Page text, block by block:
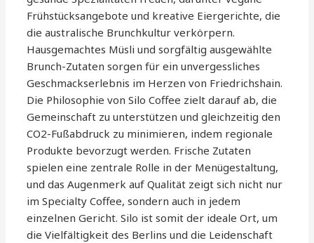
Frühstücksangebote und kreative Eiergerichte, die
die australische Brunchkultur verkörpern.
Hausgemachtes Müsli und sorgfältig ausgewählte
Brunch-Zutaten sorgen für ein unvergessliches
Geschmackserlebnis im Herzen von Friedrichshain.
Die Philosophie von Silo Coffee zielt darauf ab, die
Gemeinschaft zu unterstützen und gleichzeitig den
CO2-Fußabdruck zu minimieren, indem regionale
Produkte bevorzugt werden. Frische Zutaten
spielen eine zentrale Rolle in der Menügestaltung,
und das Augenmerk auf Qualität zeigt sich nicht nur
im Specialty Coffee, sondern auch in jedem
einzelnen Gericht. Silo ist somit der ideale Ort, um
die Vielfältigkeit des Berlins und die Leidenschaft